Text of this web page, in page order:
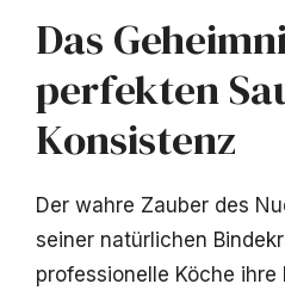
Das
perfekten
Konsistenz
Der wahre Zauber des
seiner natürlichen
professionelle Köche